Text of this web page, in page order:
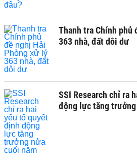
Thanh tra Chính phủ
363 nhà, đất dôi dư
SSI Research chỉ ra
động lực tăng